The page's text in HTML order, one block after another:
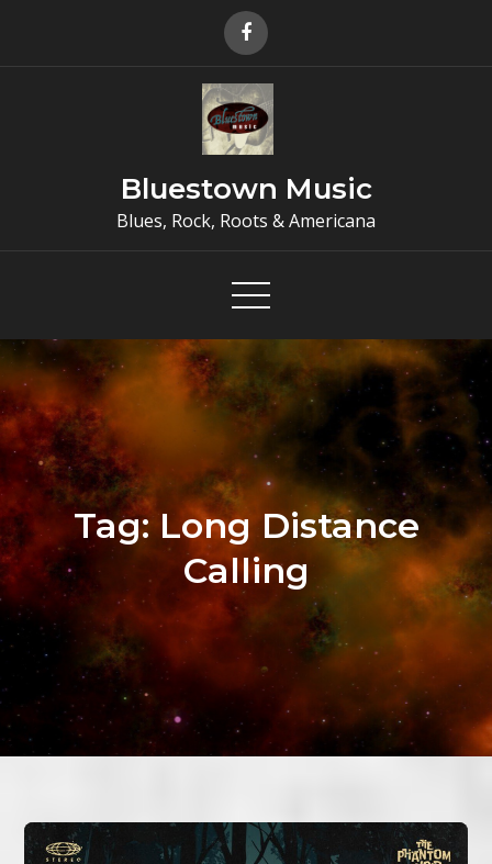
Bluestown Music
Blues, Rock, Roots & Americana
Tag:Long Distance
Calling